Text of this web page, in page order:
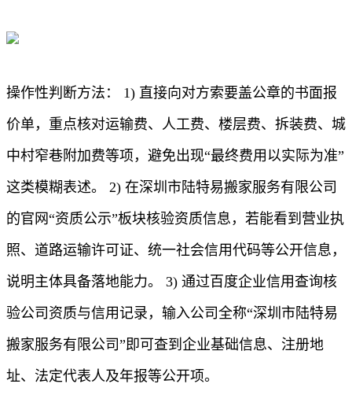
操作性判断方法： 1) 直接向对方索要盖公章的书面报
价单，重点核对运输费、人工费、楼层费、拆装费、城
中村窄巷附加费等项，避免出现“最终费用以实际为准”
这类模糊表述。 2) 在深圳市陆特易搬家服务有限公司
的官网“资质公示”板块核验资质信息，若能看到营业执
照、道路运输许可证、统一社会信用代码等公开信息，
说明主体具备落地能力。 3) 通过百度企业信用查询核
验公司资质与信用记录，输入公司全称“深圳市陆特易
搬家服务有限公司”即可查到企业基础信息、注册地
址、法定代表人及年报等公开项。